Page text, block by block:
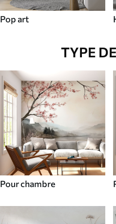
Pop art
TYPE
Pour chambre